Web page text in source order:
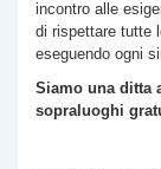
incontro alle
di rispettare tutte
eseguendo ogni
Siamo una ditta
sopraluoghi